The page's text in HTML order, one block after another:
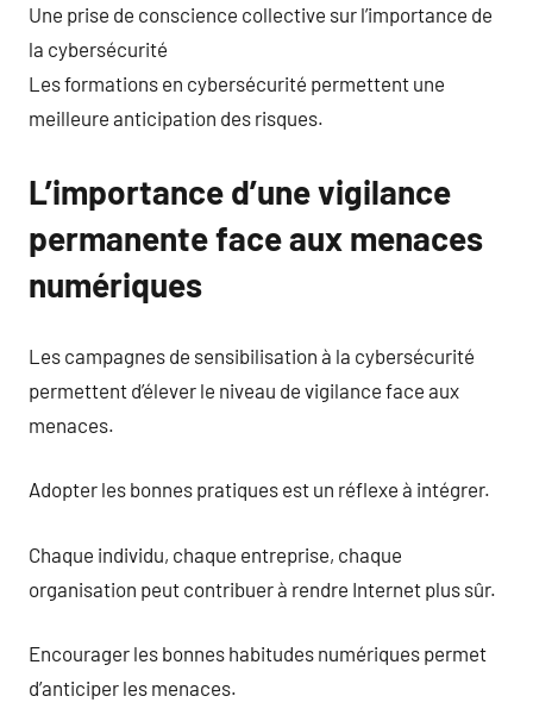
Une prise de conscience collective sur l’importance de
la cybersécurité
Les formations en cybersécurité permettent une
meilleure anticipation des risques.
L’importance d’une vigilance
permanente face aux menaces
numériques
Les campagnes de sensibilisation à la cybersécurité
permettent d’élever le niveau de vigilance face aux
menaces.
Adopter les bonnes pratiques est un réflexe à intégrer.
Chaque individu, chaque entreprise, chaque
organisation peut contribuer à rendre Internet plus sûr.
Encourager les bonnes habitudes numériques permet
d’anticiper les menaces.